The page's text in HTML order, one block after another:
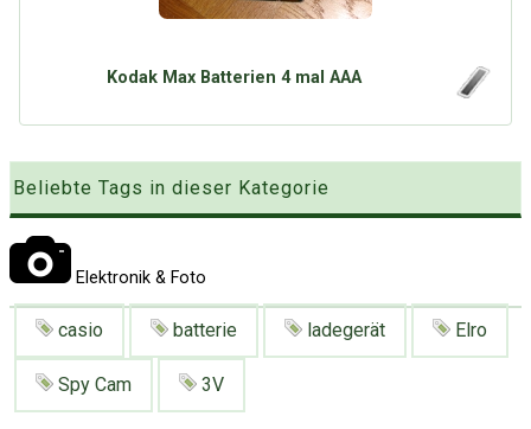
Google
Presse News
Suchanfragen
Kategoriewolke
Kodak Max Batterien 4 mal AAA
Beliebte Tags in dieser Kategorie
Elektronik & Foto
casio batterie ladegerät Elro
Spy Cam 3V